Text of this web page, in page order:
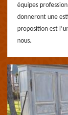
équipes
donneront une
proposition est
nous.